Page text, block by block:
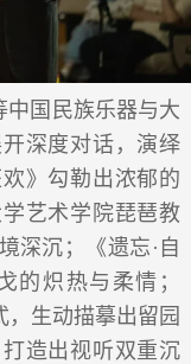
中国民族乐器与大
深度对话，演绎
》勾勒出浓郁的
艺术学院琵琶教
深沉；《遗忘·自
的炽热与柔情；
，生动描摹出留园
造出视听双重沉